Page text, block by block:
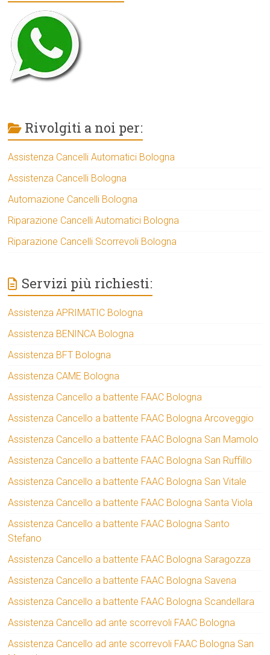
Rivolgiti a noi per:
Assistenza Cancelli Automatici Bologna
Assistenza Cancelli Bologna
Automazione Cancelli Bologna
Riparazione Cancelli Automatici Bologna
Riparazione Cancelli Scorrevoli Bologna
Servizi più richiesti:
Assistenza APRIMATIC Bologna
Assistenza BENINCA Bologna
Assistenza BFT Bologna
Assistenza CAME Bologna
Assistenza Cancello a battente FAAC Bologna
Assistenza Cancello a battente FAAC Bologna Arcoveggio
Assistenza Cancello a battente FAAC Bologna San Mamolo
Assistenza Cancello a battente FAAC Bologna San Ruffillo
Assistenza Cancello a battente FAAC Bologna San Vitale
Assistenza Cancello a battente FAAC Bologna Santa Viola
Assistenza Cancello a battente FAAC Bologna Santo
Stefano
Assistenza Cancello a battente FAAC Bologna Saragozza
Assistenza Cancello a battente FAAC Bologna Savena
Assistenza Cancello a battente FAAC Bologna Scandellara
Assistenza Cancello ad ante scorrevoli FAAC Bologna
Assistenza Cancello ad ante scorrevoli FAAC Bologna San